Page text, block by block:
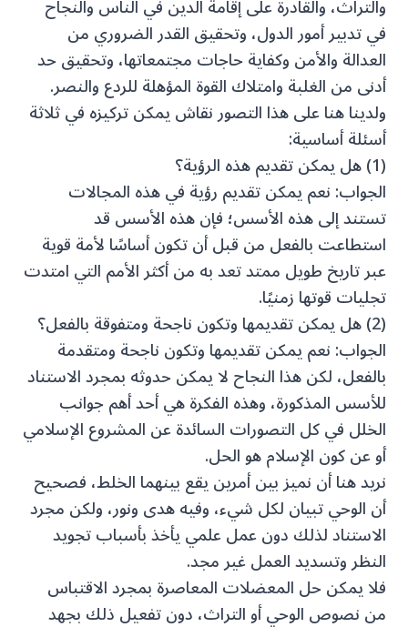
والتراث، والقادرة على إقامة الدين في الناس والنجاح
في تدبير أمور الدول، وتحقيق القدر الضروري من
العدالة والأمن وكفاية حاجات مجتمعاتها، وتحقيق حد
أدنى من الغلبة وامتلاك القوة المؤهلة للردع والنصر.
ولدينا هنا على هذا التصور نقاش يمكن تركيزه في ثلاثة
أسئلة أساسية:
(1) هل يمكن تقديم هذه الرؤية؟
الجواب: نعم يمكن تقديم رؤية في هذه المجالات
تستند إلى هذه الأسس؛ فإن هذه الأسس قد
استطاعت بالفعل من قبل أن تكون أساسًا لأمة قوية
عبر تاريخ طويل ممتد تعد به من أكثر الأمم التي امتدت
تجليات قوتها زمنيًا.
(2) هل يمكن تقديمها وتكون ناجحة ومتفوقة بالفعل؟
الجواب: نعم يمكن تقديمها وتكون ناجحة ومتقدمة
بالفعل، لكن هذا النجاح لا يمكن حدوثه بمجرد الاستناد
للأسس المذكورة، وهذه الفكرة هي أحد أهم جوانب
الخلل في كل التصورات السائدة عن المشروع الإسلامي
أو عن كون الإسلام هو الحل.
نريد هنا أن نميز بين أمرين يقع بينهما الخلط، فصحيح
أن الوحي تبيان لكل شيء، وفيه هدى ونور، ولكن مجرد
الاستناد لذلك دون عمل علمي يأخذ بأسباب تجويد
النظر وتسديد العمل غير مجد.
فلا يمكن حل المعضلات المعاصرة بمجرد الاقتباس
من نصوص الوحي أو التراث، دون تفعيل ذلك بجهد